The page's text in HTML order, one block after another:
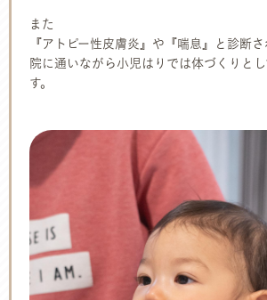
また
『アトピー性皮膚炎』や『喘息』と診断
院に通いながら小児はりでは体づくりと
す。